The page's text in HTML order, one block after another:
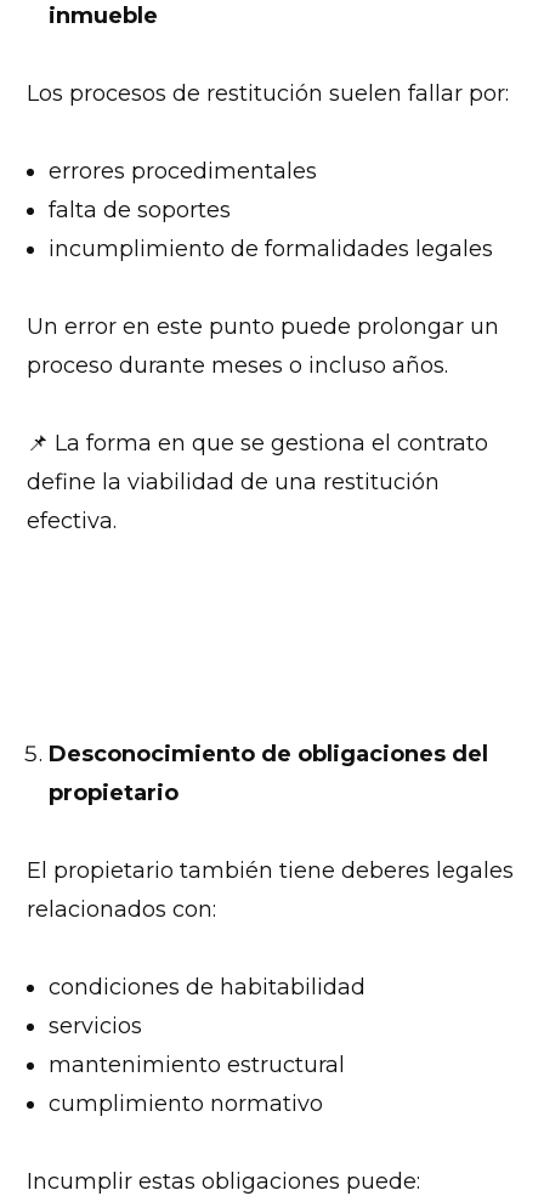
inmueble
Los procesos de restitución suelen fallar por:
errores procedimentales
falta de soportes
incumplimiento de formalidades legales
Un error en este punto puede prolongar un
proceso durante meses o incluso años.
📌 La forma en que se gestiona el contrato
define la viabilidad de una restitución
efectiva.
Desconocimiento de obligaciones del
propietario
El propietario también tiene deberes legales
relacionados con:
condiciones de habitabilidad
servicios
mantenimiento estructural
cumplimiento normativo
Incumplir estas obligaciones puede: